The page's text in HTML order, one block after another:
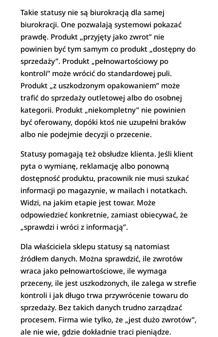
Takie statusy nie są biurokracją dla samej
biurokracji. One pozwalają systemowi pokazać
prawdę. Produkt „przyjęty jako zwrot” nie
powinien być tym samym co produkt „dostępny do
sprzedaży”. Produkt „pełnowartościowy po
kontroli” może wrócić do standardowej puli.
Produkt „z uszkodzonym opakowaniem” może
trafić do sprzedaży outletowej albo do osobnej
kategorii. Produkt „niekompletny” nie powinien
być oferowany, dopóki ktoś nie uzupełni braków
albo nie podejmie decyzji o przecenie.
Statusy pomagają też obsłudze klienta. Jeśli klient
pyta o wymianę, reklamację albo ponowną
dostępność produktu, pracownik nie musi szukać
informacji po magazynie, w mailach i notatkach.
Widzi, na jakim etapie jest towar. Może
odpowiedzieć konkretnie, zamiast obiecywać, że
„sprawdzi i wróci z informacją”.
Dla właściciela sklepu statusy są natomiast
źródłem danych. Można sprawdzić, ile zwrotów
wraca jako pełnowartościowe, ile wymaga
przeceny, ile jest uszkodzonych, ile zalega w strefie
kontroli i jak długo trwa przywrócenie towaru do
sprzedaży. Bez takich danych trudno zarządzać
procesem. Firma wie tylko, że „jest dużo zwrotów”,
ale nie wie, gdzie dokładnie traci pieniądze.